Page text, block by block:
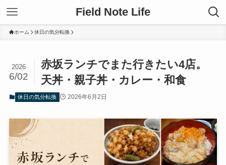
Field Note Life
ホーム 休日の気分転換
赤坂ランチでまた行きたい4店。
天丼・親子丼・カレー・和食
2026
6/02
休日の気分転換 2026年6月2日